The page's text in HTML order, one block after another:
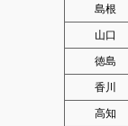
島根
山口
徳島
香川
高知